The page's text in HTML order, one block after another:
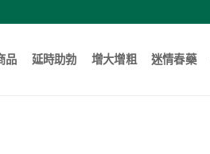
品 延時助勃 增大增粗 迷情春藥